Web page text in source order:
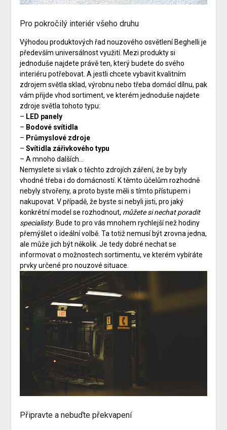
Pro pokročilý interiér všeho druhu
Výhodou produktových řad nouzového osvětlení Beghelli je
především universálnost využití. Mezi produkty si
jednoduše najdete právě ten, který budete do svého
interiéru potřebovat. A jestli chcete vybavit kvalitním
zdrojem světla sklad, výrobnu nebo třeba domácí dílnu, pak
vám přijde vhod sortiment, ve kterém jednoduše najdete
zdroje světla tohoto typu:
– LED panely
– Bodové svítidla
– Průmyslové zdroje
– Svítidla zářivkového typu
– A mnoho dalších…
Nemyslete si však o těchto zdrojích záření, že by byly
vhodné třeba i do domácností. K těmto účelům rozhodně
nebyly stvořeny, a proto byste měli s tímto přístupem i
nakupovat. V případě, že byste si nebyli jisti, pro jaký
konkrétní model se rozhodnout, můžete si nechat poradit
specialisty. Bude to pro vás mnohem rychlejší než hodiny
přemýšlet o ideální volbě. Ta totiž nemusí být zrovna jedna,
ale může jich být několik. Je tedy dobré nechat se
informovat o možnostech sortimentu, ve kterém vybíráte
prvky určené pro nouzové situace.
Připravte a nebuďte překvapení